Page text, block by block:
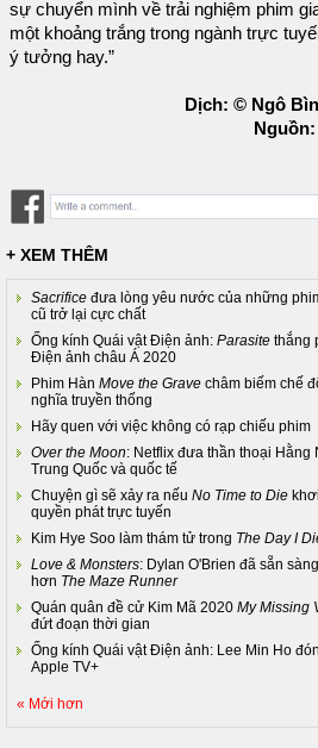
sự chuyển mình về trải nghiệm phim
một khoảng trắng trong ngành trực
ý tưởng hay.”
Dịch: © Ngô
Nguồn:
+ XEM THÊM
Sacrifice đưa lòng yêu nước của những
cũ trở lại cực chất
Ống kính Quái vật Điện ảnh: Parasite thắng
Điện ảnh châu Á 2020
Phim Hàn Move the Grave châm biếm chế
nghĩa truyền thống
Hãy quen với việc không có rạp chiếu phim
Over the Moon: Netflix đưa thần thoại Hằng
Trung Quốc và quốc tế
Chuyện gì sẽ xảy ra nếu No Time to Die
quyền phát trực tuyến
Kim Hye Soo làm thám tử trong The Day I
Love & Monsters: Dylan O'Brien đã sẵn
hơn The Maze Runner
Quán quân đề cử Kim Mã 2020 My Missing
đứt đoạn thời gian
Ống kính Quái vật Điện ảnh: Lee Min Ho
Apple TV+
« Mới hơn